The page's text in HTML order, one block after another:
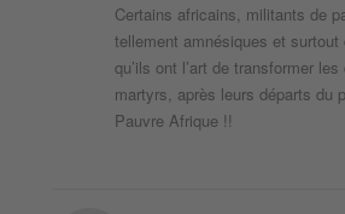
Certains africains, militants de
tellement amnésiques et surtout
qu’ils ont l’art de transformer
martyrs, après leurs départs du
Pauvre Afrique !!